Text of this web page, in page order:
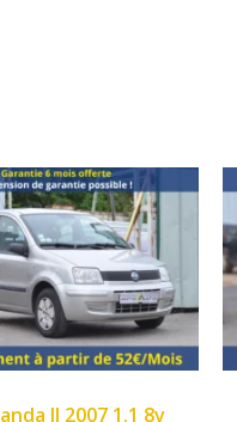
Renault Scenic II 2005 1.6